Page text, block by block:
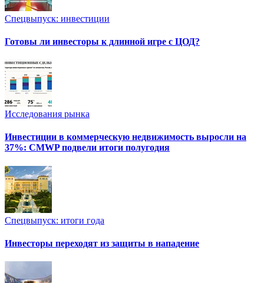
Спецвыпуск: инвестиции
Готовы ли инвесторы к длинной игре с ЦОД?
Исследования рынка
Инвестиции в коммерческую недвижимость выросли на
37%: CMWP подвели итоги полугодия
Спецвыпуск: итоги года
Инвесторы переходят из защиты в нападение